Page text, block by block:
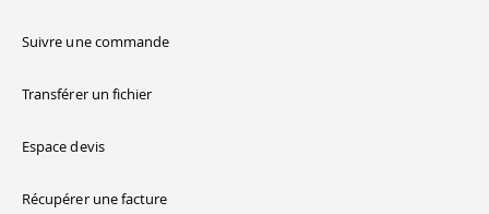
Suivre une commande
Transférer un fichier
Espace devis
Récupérer une facture